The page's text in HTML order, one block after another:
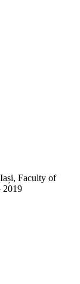
Faculty of
2019